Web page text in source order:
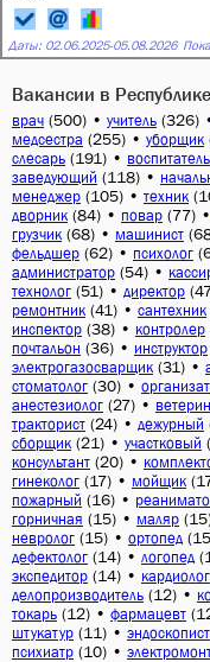
Даты: 02.06.2025-05.08.2026
Вакансии в
врач (500) • учитель (326)
медсестра (255) • уборщик
слесарь (191) • воспитатель
заведующий (118) •
менеджер (105) • техник
дворник (84) • повар (77) •
грузчик (68) • машинист
фельдшер (62) • психолог
администратор (54) •
технолог (51) • директор
ремонтник (41) • сантехник
инспектор (38) • контролер
почтальон (36) • инструктор
электрогазосварщик (31) •
стоматолог (30) •
анестезиолог (27) •
тракторист (24) • дежурный
сборщик (21) • участковый
консультант (20) •
гинеколог (17) • мойщик
пожарный (16) •
горничная (15) • маляр
невролог (15) • ортопед
дефектолог (14) • логопед
экспедитор (14) • кардиолог
делопроизводитель (12) •
токарь (12) • фармацевт
штукатур (11) • эндоскопист
психиатр (10) •